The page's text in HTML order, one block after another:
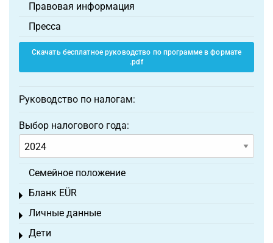
Правовая информация
Пресса
Скачать бесплатное руководство по программе в формате
.pdf
Руководство по налогам:
Выбор налогового года:
Семейное положение
Бланк EÜR
Toggle menu
Личные данные
Toggle menu
Дети
Toggle menu